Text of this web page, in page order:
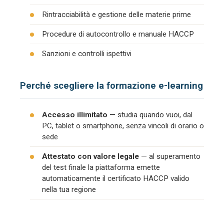
Rintracciabilità e gestione delle materie prime
Procedure di autocontrollo e manuale HACCP
Sanzioni e controlli ispettivi
Perché scegliere la formazione e-learning
Accesso illimitato — studia quando vuoi, dal
PC, tablet o smartphone, senza vincoli di orario o
sede
Attestato con valore legale — al superamento
del test finale la piattaforma emette
automaticamente il certificato HACCP valido
nella tua regione